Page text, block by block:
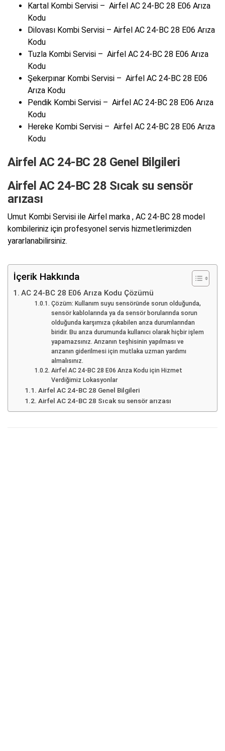
Kartal Kombi Servisi – Airfel AC 24-BC 28 E06 Arıza
Kodu
Dilovası Kombi Servisi – Airfel AC 24-BC 28 E06 Arıza
Kodu
Tuzla Kombi Servisi – Airfel AC 24-BC 28 E06 Arıza
Kodu
Şekerpınar Kombi Servisi – Airfel AC 24-BC 28 E06
Arıza Kodu
Pendik Kombi Servisi – Airfel AC 24-BC 28 E06 Arıza
Kodu
Hereke Kombi Servisi – Airfel AC 24-BC 28 E06 Arıza
Kodu
Airfel AC 24-BC 28 Genel Bilgileri
Airfel AC 24-BC 28 Sıcak su sensör
arızası
Umut Kombi Servisi ile Airfel marka , AC 24-BC 28 model
kombileriniz için profesyonel servis hizmetlerimizden
yararlanabilirsiniz.
İçerik Hakkında
AC 24-BC 28 E06 Arıza Kodu Çözümü
Çözüm: Kullanım suyu sensöründe sorun olduğunda,
sensör kablolarında ya da sensör borularında sorun
olduğunda karşımıza çıkabilen arıza durumlarından
biridir. Bu arıza durumunda kullanıcı olarak hiçbir işlem
yapamazsınız. Arızanın teşhisinin yapılması ve
arızanın giderilmesi için mutlaka uzman yardımı
almalısınız.
Airfel AC 24-BC 28 E06 Arıza Kodu için Hizmet
Verdiğimiz Lokasyonlar
Airfel AC 24-BC 28 Genel Bilgileri
Airfel AC 24-BC 28 Sıcak su sensör arızası